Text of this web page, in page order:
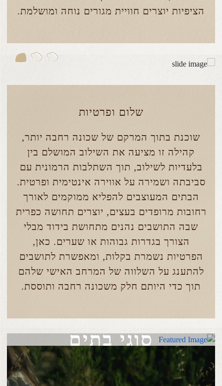
הציפיות יוצרים חוויית מגורים נוחה ומושלמת.
שלום ופרטיות
שוכנת בתוך המרקם של שכונה רחבה יותר,
קהילה זו מציעה את השילוב המושלם בין
בלעדיות לשילוב, תוך השתלבות הרמונית עם
סביבתה ושמירה על אווירה אינטימית ופרטית.
הבתים המעוצבים להפליא ממוקמים לאורך
רחובות מרופדים בעצים, יוצרים תחושה כפרית
שבה התושבים נהנים מתחושת בידוד מבלי
הצורך בגדרות גבוהות או שערים. כאן,
הפרטיות נשמרת בקלות, ומאפשרת לתושבים
להתענג על השלווה של המרחב האישי שלהם
תוך כדי היותם חלק משכונה רחבה ותוססת.
סוגי בתים